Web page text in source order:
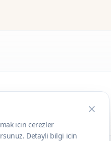
icin cerezler
Detayli bilgi icin